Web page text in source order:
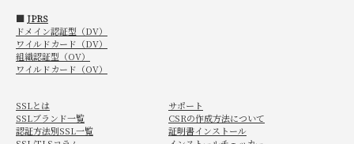
■JPRS
ドメイン認証型（DV）
ワイルドカード（DV）
組織認証型（OV）
ワイルドカード（OV）
SSLとは
サポート
SSLブランド一覧
CSRの作成方法について
認証方法別SSL一覧
証明書インストール